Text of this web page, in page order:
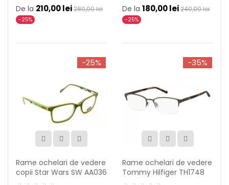
De la 210,00 lei280,00 lei
-25%
De la 180,00 lei240,00 lei
-25%
-25%
Rame ochelari de vedere
copii Star Wars SW AA036
C18
-35%
Rame ochelari de vedere
Tommy Hilfiger TH1748
YZ4